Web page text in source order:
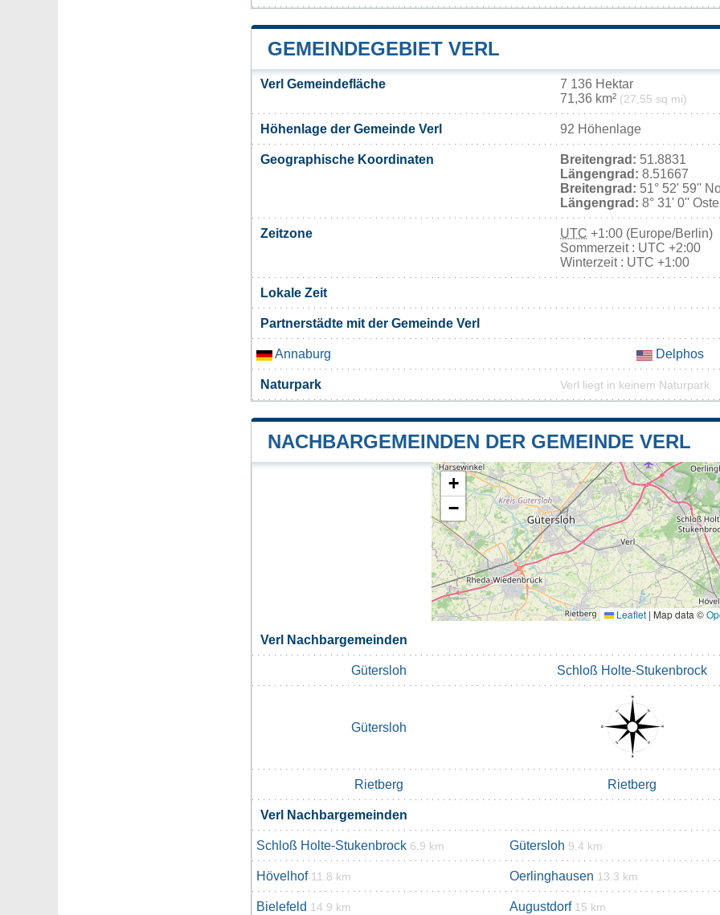
GEMEINDEGEBIET VERL
Verl Gemeindefläche
7 136 Hektar
71,36 km² (27,55 sq mi)
Höhenlage der Gemeinde Verl 92 Höhenlage
Geographische Koordinaten Breitengrad: 51.8831
Längengrad: 8.51667
Breitengrad: 51° 52' 59''
Längengrad: 8° 31' 0''
Zeitzone UTC +1:00 (Europe/Berlin)
Sommerzeit : UTC +2:00
Winterzeit : UTC +1:00
Lokale Zeit
Partnerstädte mit der Gemeinde Verl
Annaburg Delphos
Naturpark Verl liegt in keinem Naturpark
NACHBARGEMEINDEN DER GEMEINDE VERL
+
−
Leaflet | Map data ©
Verl Nachbargemeinden
Gütersloh Schloß Holte-Stukenbrock
Gütersloh
Rietberg Rietberg
Verl Nachbargemeinden
Schloß Holte-Stukenbrock 6.9 km Gütersloh 9.4 km
Hövelhof 11.8 km Oerlinghausen 13.3 km
Bielefeld 14.9 km Augustdorf 15 km